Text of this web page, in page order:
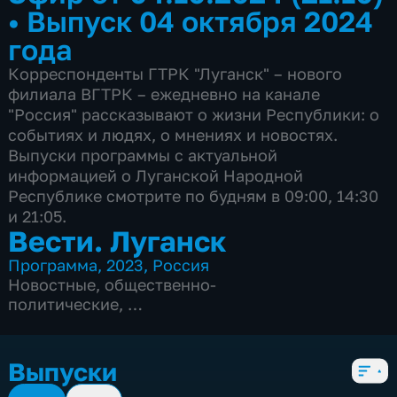
• Выпуск 04 октября 2024
года
Корреспонденты ГТРК "Луганск" – нового
филиала ВГТРК – ежедневно на канале
"Россия" рассказывают о жизни Республики: о
событиях и людях, о мнениях и новостях.
Выпуски программы с актуальной
информацией о Луганской Народной
Республике смотрите по будням в 09:00, 14:30
и 21:05.
Вести. Луганск
Программа,2023, Россия
Новостные, общественно-
политические,
Выпуски